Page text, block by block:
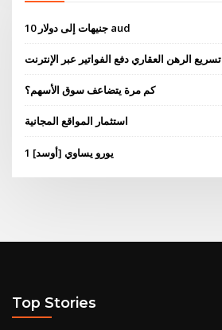
10 جنيهات إلى دولار aud
تسريع الرهن العقاري دفع الفواتير عبر الإنترنت
كم مرة يتضاعف سوق الأسهم؟
استثمار المواقع المجانية
1 يورو يساوي [أوسد]
Top Stories